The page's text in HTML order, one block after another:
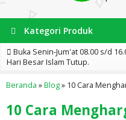
Kategori Produk
Buka Senin-Jum'at 08.00 s/d
Hari Besar Islam Tutup.
Beranda »Blog» 10 Cara
10 Cara